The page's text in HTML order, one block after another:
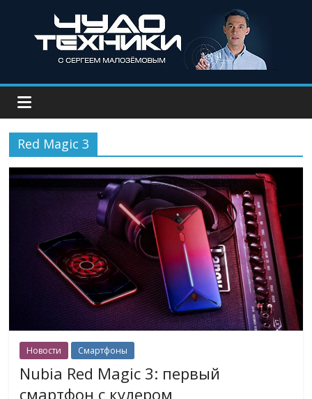
Red Magic 3
Новости Смартфоны
Nubia Red Magic 3: первый
смартфон с кулером